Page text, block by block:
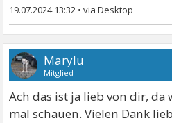
19.07.2024 13:32 •
Marylu
Mitglied
Ach das ist ja lieb von dir, da
mal schauen. Vielen Dank